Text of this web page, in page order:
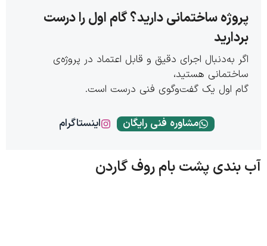
ساختمانی دارید؟ گام اول را درست
به‌دنبال اجرای دقیق و قابل اعتماد در پروژه‌ی
هستید،
اول یک گفت‌وگوی فنی درست است.
مشاوره فنی رایگان اینستاگرام
بندی پشت بام روف گاردن